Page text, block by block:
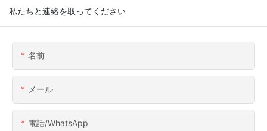
私たちと連絡を取ってください
名前
メール
電話/WhatsApp